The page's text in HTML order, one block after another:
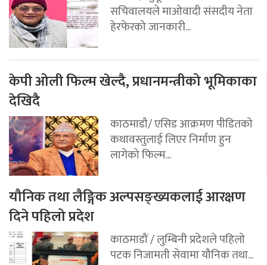
सचिवालयले माओवादी संसदीय नेता
हेरफेरको जानकारी...
केपी ओली फिल्म खेल्दै, प्रधानमन्त्रीको भूमिकाका
देखिदै
काठमाडौ/ एसिड आक्रमण पीडितको
कथावस्तुलाई लिएर निर्माण हुन
लागेको फिल्म...
यौनिक तथा लैङ्गिक अल्पसङ्ख्यकलाई आरक्षण
दिने पहिलो प्रदेश
काठमाडौं / लुम्बिनी प्रदेशले पहिलो
पटक निजामती सेवामा यौनिक तथा...